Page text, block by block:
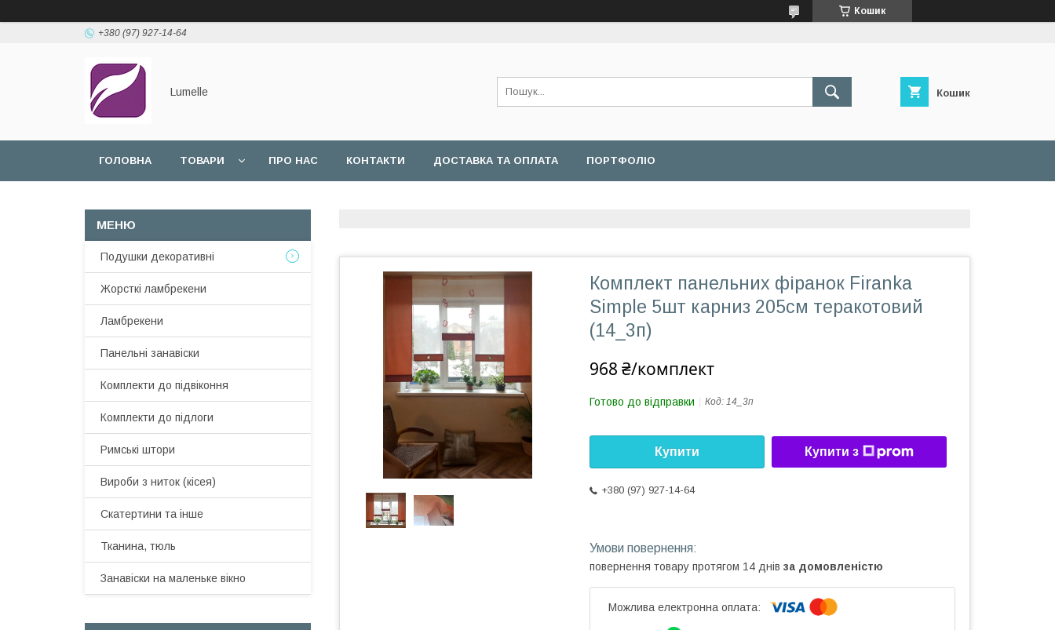
Кошик
+380 (97) 927-14-64
Lumelle Кошик
ГОЛОВНА ТОВАРИ ПРО НАС КОНТАКТИ ДОСТАВКА ТА ОПЛАТА ПОРТФОЛІО
Комплект панельних фіранок Firanka
Simple 5шт карниз 205см теракотовий
(14_3п)
968 ₴/комплект
Готово до відправки Код: 14_3п
Купити Купити з
+380 (97) 927-14-64
повернення товару протягом 14 днів за домовленістю
Подушки декоративні
Жорсткі ламбрекени
Ламбрекени
Панельні занавіски
Комплекти до підвіконня
Комплекти до підлоги
Римські штори
Вироби з ниток (кісея)
Скатертини та інше
Тканина, тюль
Занавіски на маленьке вікно